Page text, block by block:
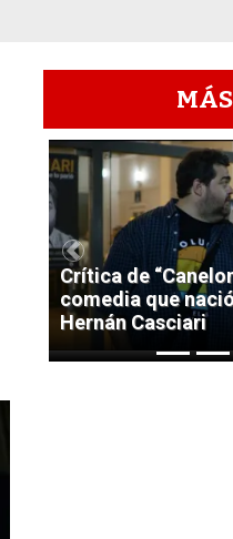
Crítica de
comedia que
Hernán Casciari
Previous